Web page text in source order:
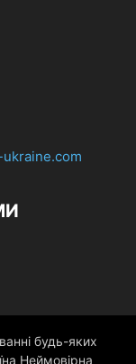
будь-яких
Неймовірна